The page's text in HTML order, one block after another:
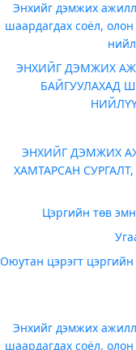
Энхийг дэмжих
шаардагдах соёл,
ЭНХИЙГ ДЭМЖИХ
БАЙГУУЛАХАД
ЭНХИЙГ ДЭМЖИХ
ХАМТАРСАН
Цэргийн төв
Оюутан цэрэгт
Энхийг дэмжих
шаардагдах соёл,